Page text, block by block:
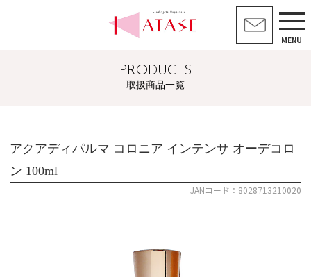
MENU
PRODUCTS
取扱商品一覧
アクアディパルマ コロニア インテンサ オーデコロ
ン 100ml
JANコード：8028713210020